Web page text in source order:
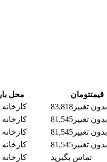
محل قیمتتومان
بدون تغییر83,818
بدون تغییر81,545
بدون تغییر81,545
بدون تغییر81,545
تماس بگیرید